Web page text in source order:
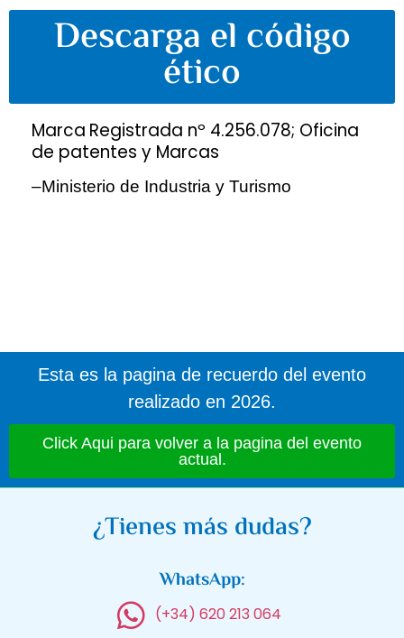
Descarga el código
ético
Marca Registrada nº 4.256.078; Oficina
de patentes y Marcas
–Ministerio de Industria y Turismo
Esta es la pagina de recuerdo del evento
realizado en 2026.
Click Aqui para volver a la pagina del evento
actual.
¿Tienes más dudas?
WhatsApp:
(+34) 620 213 064